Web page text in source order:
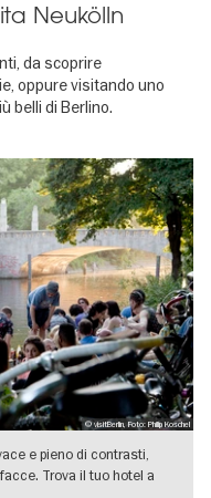
Neukölln
da scoprire
oppure visitando uno
belli di Berlino.
© visitBerlin, Foto: Philip Koschel
e pieno di contrasti,
Trova il tuo hotel a